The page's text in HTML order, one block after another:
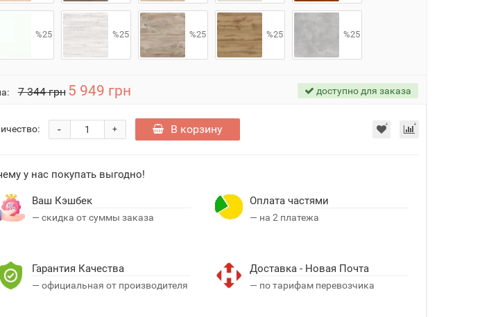
%25 %25 %25 %25 %25
7 344 грн 5 949 грн доступно для заказа
+
- В корзину
у нас покупать выгодно!
Ваш Кэшбек
— скидка от суммы заказа
Оплата частями
— на 2 платежа
Гарантия Качества
— официальная от производителя
Доставка - Новая Почта
— по тарифам перевозчика